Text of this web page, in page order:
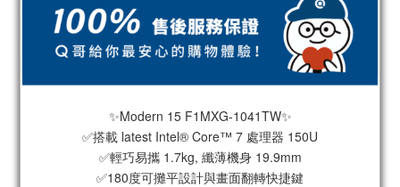
✨Modern 15 F1MXG-1041TW✨
✅搭載 latest Intel® Core™ 7 處理器 150U
✅輕巧易攜 1.7kg, 纖薄機身 19.9mm
✅180度可攤平設計與畫面翻轉快捷鍵